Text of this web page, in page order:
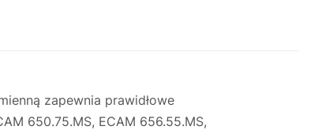
zapewnia prawidłowe
650.75.MS, ECAM 656.55.MS,